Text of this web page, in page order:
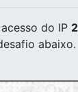
do IP
abaixo.